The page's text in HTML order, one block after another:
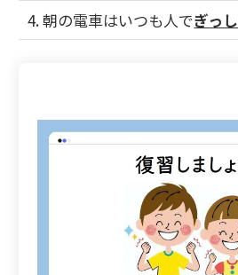
4. 朝の電車はいつも人でぎっ